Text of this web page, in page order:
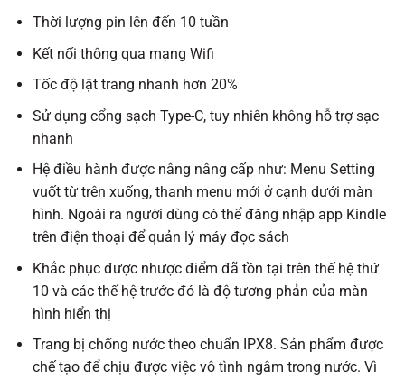
Thời lượng pin lên đến 10 tuần
Kết nối thông qua mạng Wifi
Tốc độ lật trang nhanh hơn 20%
Sử dụng cổng sạch Type-C, tuy nhiên không hỗ trợ sạc
nhanh
Hệ điều hành được nâng nâng cấp như: Menu Setting
vuốt từ trên xuống, thanh menu mới ở cạnh dưới màn
hình. Ngoài ra người dùng có thể đăng nhập app Kindle
trên điện thoại để quản lý máy đọc sách
Khắc phục được nhược điểm đã tồn tại trên thế hệ thứ
10 và các thế hệ trước đó là độ tương phản của màn
hình hiển thị
Trang bị chống nước theo chuẩn IPX8. Sản phẩm được
chế tạo để chịu được việc vô tình ngâm trong nước. Vì